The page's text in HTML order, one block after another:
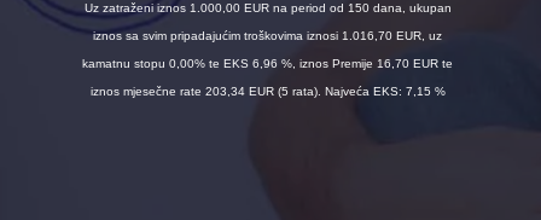
Uz zatraženi iznos 1.000,00 EUR na period od 150 dana, ukupan
iznos sa svim pripadajućim troškovima iznosi 1.016,70 EUR, uz
kamatnu stopu 0,00% te EKS 6,96 %, iznos Premije 16,70 EUR te
iznos mjesečne rate 203,34 EUR (5 rata). Najveća EKS: 7,15 %